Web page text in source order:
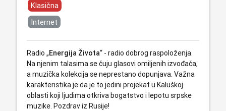
Klasična
Internet
Radio „Energija Života“ - radio dobrog raspoloženja.
Na njenim talasima se čuju glasovi omiljenih izvođača,
a muzička kolekcija se neprestano dopunjava. Važna
karakteristika je da je to jedini projekat u Kaluškoj
oblasti koji ljudima otkriva bogatstvo i lepotu srpske
muzike. Pozdrav iz Rusije!